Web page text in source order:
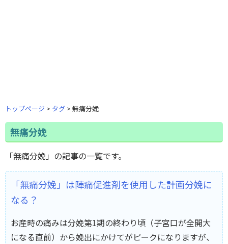
トップページ タグ 無痛分娩
無痛分娩
「無痛分娩」の記事の一覧です。
「無痛分娩」は陣痛促進剤を使用した計画分娩に
なる？
お産時の痛みは分娩第1期の終わり頃（子宮口が全開大
になる直前）から娩出にかけてがピークになりますが、